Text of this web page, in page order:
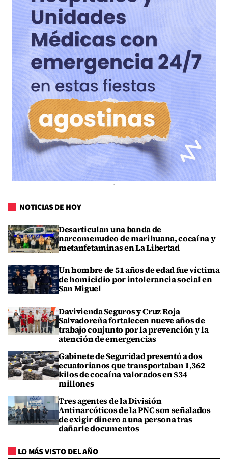
NOTICIAS DE HOY
Desarticulan una banda de
narcomenudeo de marihuana, cocaína y
metanfetaminas en La Libertad
Un hombre de 51 años de edad fue víctima
de homicidio por intolerancia social en
San Miguel
Davivienda Seguros y Cruz Roja
Salvadoreña fortalecen nueve años de
trabajo conjunto por la prevención y la
atención de emergencias
Gabinete de Seguridad presentó a dos
ecuatorianos que transportaban 1,362
kilos de cocaína valorados en $34
millones
Tres agentes de la División
Antinarcóticos de la PNC son señalados
de exigir dinero a una persona tras
dañarle documentos
LO MÁS VISTO DEL AÑO